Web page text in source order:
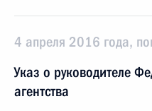
4 апреля 2016 года,
Указ о руководителе
агентства